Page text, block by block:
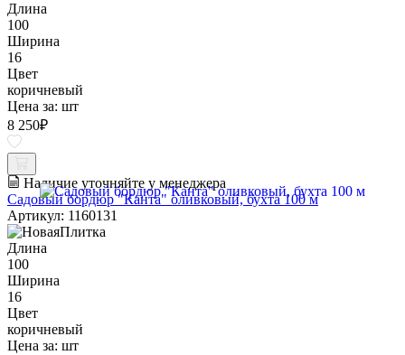
Длина
100
Ширина
16
Цвет
коричневый
Цена за: шт
8 250₽
Наличие уточняйте у менеджера
Садовый бордюр "Канта" оливковый, бухта 100 м
Артикул: 1160131
Длина
100
Ширина
16
Цвет
коричневый
Цена за: шт